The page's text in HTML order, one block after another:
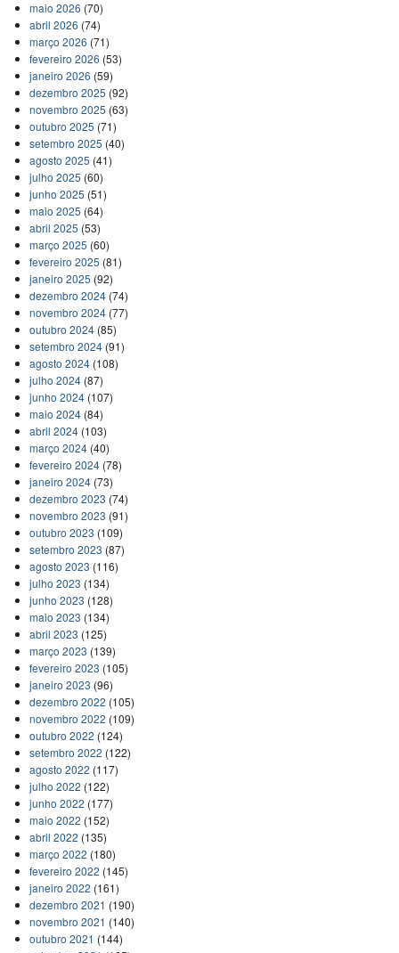
maio 2026 (70)
abril 2026 (74)
março 2026 (71)
fevereiro 2026 (53)
janeiro 2026 (59)
dezembro 2025 (92)
novembro 2025 (63)
outubro 2025 (71)
setembro 2025 (40)
agosto 2025 (41)
julho 2025 (60)
junho 2025 (51)
maio 2025 (64)
abril 2025 (53)
março 2025 (60)
fevereiro 2025 (81)
janeiro 2025 (92)
dezembro 2024(74)
novembro 2024(77)
outubro 2024(85)
setembro 2024(91)
agosto 2024(108)
julho 2024(87)
junho 2024(107)
maio 2024(84)
abril 2024(103)
março 2024(40)
fevereiro 2024(78)
janeiro 2024(73)
dezembro 2023 (74)
novembro 2023 (91)
outubro 2023 (109)
setembro 2023 (87)
agosto 2023 (116)
julho 2023 (134)
junho 2023 (128)
maio 2023 (134)
abril 2023 (125)
março 2023 (139)
fevereiro 2023 (105)
janeiro 2023 (96)
dezembro 2022 (105)
novembro 2022 (109)
outubro 2022 (124)
setembro 2022 (122)
agosto 2022 (117)
julho 2022 (122)
junho 2022 (177)
maio 2022 (152)
abril 2022 (135)
março 2022 (180)
fevereiro 2022 (145)
janeiro 2022 (161)
dezembro 2021 (190)
novembro 2021 (140)
outubro 2021 (144)